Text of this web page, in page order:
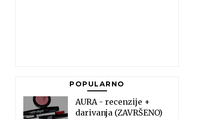
POPULARNO
AURA - recenzije +
darivanja (ZAVRŠENO)